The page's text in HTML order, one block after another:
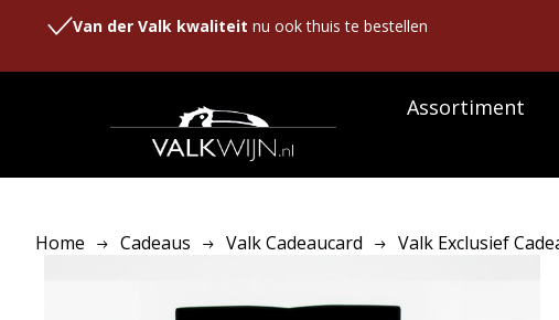
Van der Valk kwaliteit nu ook thuis te bestellen
Assortiment
Home Cadeaus Valk Cadeaucard Valk Exclusief